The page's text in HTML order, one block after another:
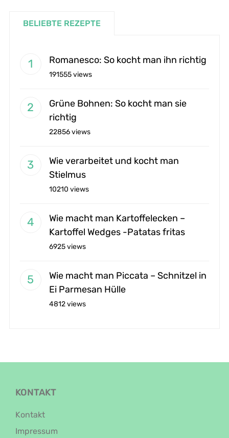
BELIEBTE REZEPTE
Romanesco: So kocht man ihn richtig
191555 views
Grüne Bohnen: So kocht man sie
richtig
22856 views
Wie verarbeitet und kocht man
Stielmus
10210 views
Wie macht man Kartoffelecken –
Kartoffel Wedges -Patatas fritas
6925 views
Wie macht man Piccata – Schnitzel in
Ei Parmesan Hülle
4812 views
KONTAKT
Kontakt
Impressum